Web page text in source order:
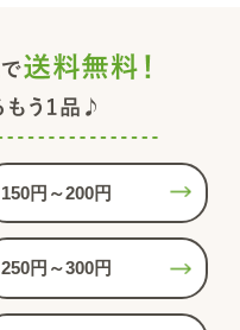
150円～200円
250円～300円